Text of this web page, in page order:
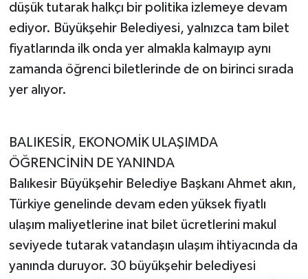
düşük tutarak halkçı bir politika izlemeye devam
ediyor. Büyükşehir Belediyesi, yalnızca tam bilet
fiyatlarında ilk onda yer almakla kalmayıp aynı
zamanda öğrenci biletlerinde de on birinci sırada
yer alıyor.
BALIKESİR, EKONOMİK ULAŞIMDA
ÖĞRENCİNİN DE YANINDA
Balıkesir Büyükşehir Belediye Başkanı Ahmet akın,
Türkiye genelinde devam eden yüksek fiyatlı
ulaşım maliyetlerine inat bilet ücretlerini makul
seviyede tutarak vatandaşın ulaşım ihtiyacında da
yanında duruyor. 30 büyükşehir belediyesi